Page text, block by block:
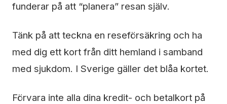
funderar på att “planera” resan själv.
Tänk på att teckna en reseförsäkring och ha
med dig ett kort från ditt hemland i samband
med sjukdom. I Sverige gäller det blåa kortet.
Förvara inte alla dina kredit- och betalkort på